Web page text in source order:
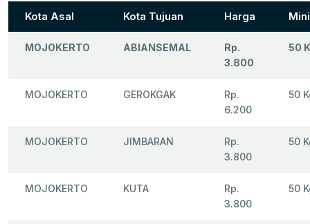
Kota Asal Kota Tujuan Harga
MOJOKERTO ABIANSEMAL
Rp.
3.800
50
MOJOKERTO GEROKGAK
Rp.
6.200
50
MOJOKERTO JIMBARAN
Rp.
3.800
50
MOJOKERTO KUTA
Rp.
3.800
50